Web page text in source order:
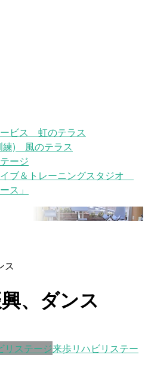
ビス 虹のテラス
練) 風のテラス
ージ
ブ＆トレーニングスタジオ
ス」
ス
、ダンス
リステージ来歩リハビリステー